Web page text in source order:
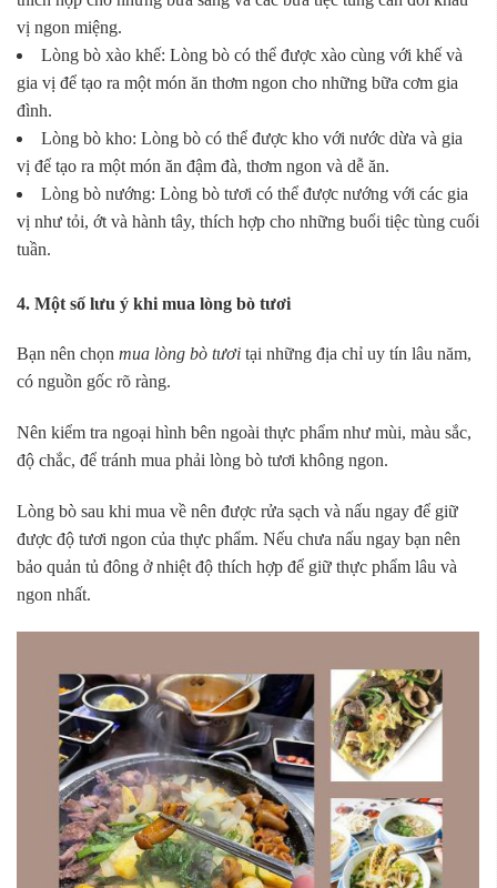
vị ngon miệng.
Lòng bò xào khế: Lòng bò có thể được xào cùng với khế và
gia vị để tạo ra một món ăn thơm ngon cho những bữa cơm gia
đình.
Lòng bò kho: Lòng bò có thể được kho với nước dừa và gia
vị để tạo ra một món ăn đậm đà, thơm ngon và dễ ăn.
Lòng bò nướng: Lòng bò tươi có thể được nướng với các gia
vị như tỏi, ớt và hành tây, thích hợp cho những buổi tiệc tùng cuối
tuần.
4. Một số lưu ý khi mua lòng bò tươi
Bạn nên chọn mua lòng bò tươi tại những địa chỉ uy tín lâu năm,
có nguồn gốc rõ ràng.
Nên kiểm tra ngoại hình bên ngoài thực phẩm như mùi, màu sắc,
độ chắc, để tránh mua phải lòng bò tươi không ngon.
Lòng bò sau khi mua về nên được rửa sạch và nấu ngay để giữ
được độ tươi ngon của thực phẩm. Nếu chưa nấu ngay bạn nên
bảo quản tủ đông ở nhiệt độ thích hợp để giữ thực phẩm lâu và
ngon nhất.